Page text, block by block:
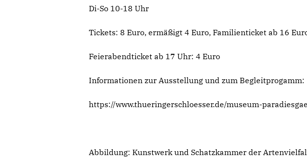
Di-So 10-18 Uhr
Tickets: 8 Euro, ermäßigt 4 Euro, Familienticket ab 16
Feierabendticket ab 17 Uhr: 4 Euro
Informationen zur Ausstellung und zum Begleitprogamm:
https://www.thueringerschloesser.de/museum-
Abbildung: Kunstwerk und Schatzkammer der